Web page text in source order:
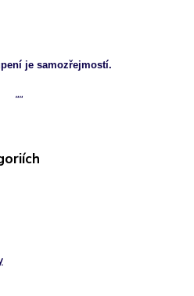
je samozřejmostí.
""